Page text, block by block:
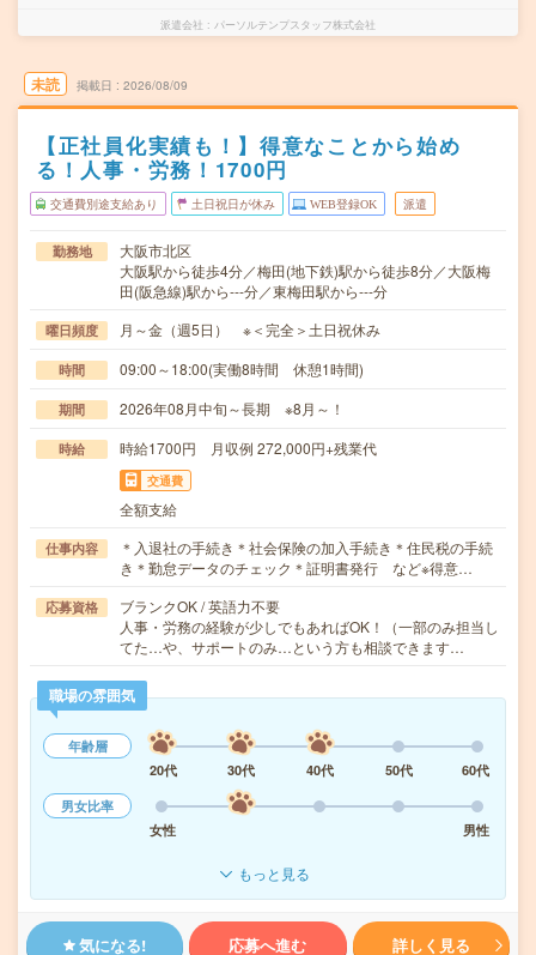
派遣会社 パーソルテンプスタッフ株式会社
未読 掲載日 2026/08/09
【正社員化実績も！】得意なことから始め
る！人事・労務！1700円
交通費別途支給あり 土日祝日が休み WEB登録OK 派遣
勤務地
大阪市北区
大阪駅から徒歩4分／梅田(地下鉄)駅から徒歩8分／大阪梅
田(阪急線)駅から---分／東梅田駅から---分
曜日頻度 月～金（週5日） ※＜完全＞土日祝休み
時間 09:00～18:00(実働8時間 休憩1時間)
期間 2026年08月中旬～長期 ※8月～！
時給 時給1700円 月収例 272,000円+残業代
交通費
全額支給
仕事内容
＊入退社の手続き＊社会保険の加入手続き＊住民税の手続
き＊勤怠データのチェック＊証明書発行 など※得意…
応募資格
ブランクOK / 英語力不要
人事・労務の経験が少しでもあればOK！（一部のみ担当し
てた…や、サポートのみ…という方も相談できます…
職場の雰囲気
年齢層
20代
30代 40代 50代
60代
男女比率
女性
男性
もっと見る
気になる! 応募へ進む 詳しく見る